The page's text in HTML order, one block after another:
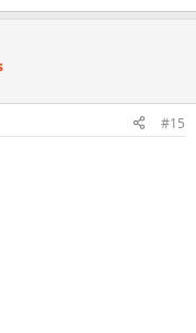
#15